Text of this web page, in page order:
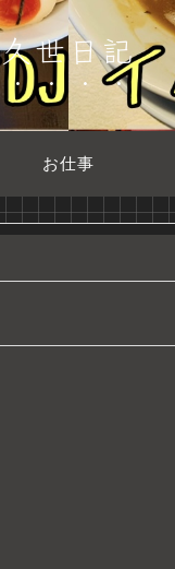
久世日記
お仕事